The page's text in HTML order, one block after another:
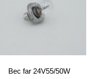
Bec far 24V55/50W